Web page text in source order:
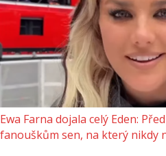
Ewa Farna dojala celý Eden:
fanouškům sen, na který nikdy